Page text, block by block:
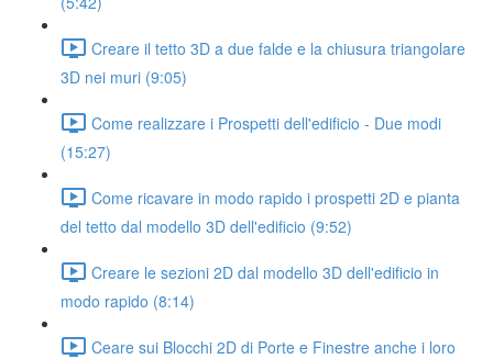
Creare il tetto 3D a due falde e la chiusura triangolare
3D nei muri (9:05)
Come realizzare i Prospetti dell'edificio - Due modi
(15:27)
Come ricavare in modo rapido i prospetti 2D e pianta
del tetto dal modello 3D dell'edificio (9:52)
Creare le sezioni 2D dal modello 3D dell'edificio in
modo rapido (8:14)
Ceare sui Blocchi 2D di Porte e Finestre anche i loro